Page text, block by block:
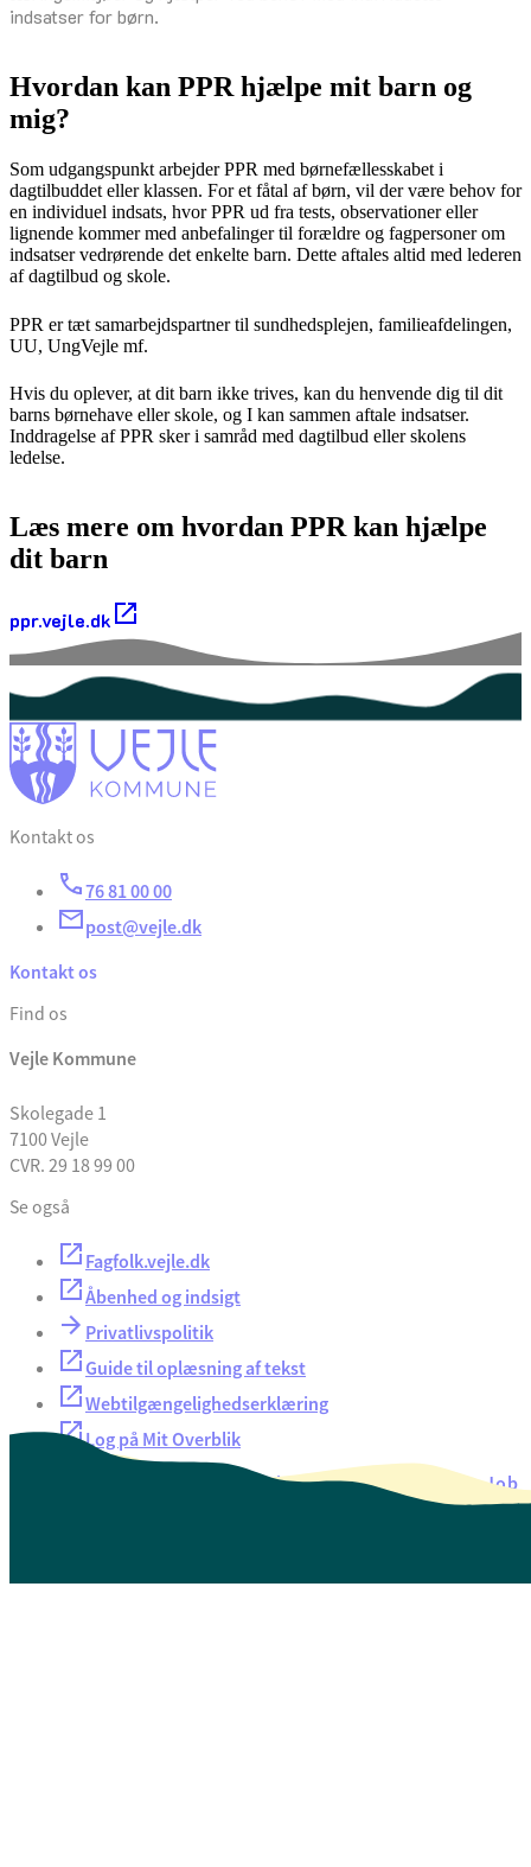
indsatser for børn.
Hvordan kan PPR hjælpe mit barn og
mig?
Som udgangspunkt arbejder PPR med børnefællesskabet i
dagtilbuddet eller klassen. For et fåtal af børn, vil der være behov for
en individuel indsats, hvor PPR ud fra tests, observationer eller
lignende kommer med anbefalinger til forældre og fagpersoner om
indsatser vedrørende det enkelte barn. Dette aftales altid med lederen
af dagtilbud og skole.
PPR er tæt samarbejdspartner til sundhedsplejen, familieafdelingen,
UU, UngVejle mf.
Hvis du oplever, at dit barn ikke trives, kan du henvende dig til dit
barns børnehave eller skole, og I kan sammen aftale indsatser.
Inddragelse af PPR sker i samråd med dagtilbud eller skolens
ledelse.
Læs mere om hvordan PPR kan hjælpe
dit barn
ppr.vejle.dk
Kontakt os
76 81 00 00
post@vejle.dk
Kontakt os
Find os
Vejle Kommune
Skolegade 1
7100 Vejle
CVR. 29 18 99 00
Se også
Fagfolk.vejle.dk
Åbenhed og indsigt
Privatlivspolitik
Guide til oplæsning af tekst
Webtilgængelighedserklæring
Log på Mit Overblik
Oversigt over selvbetjeningJob